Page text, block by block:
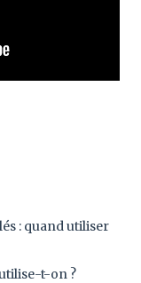
: quand utiliser
t-on ?